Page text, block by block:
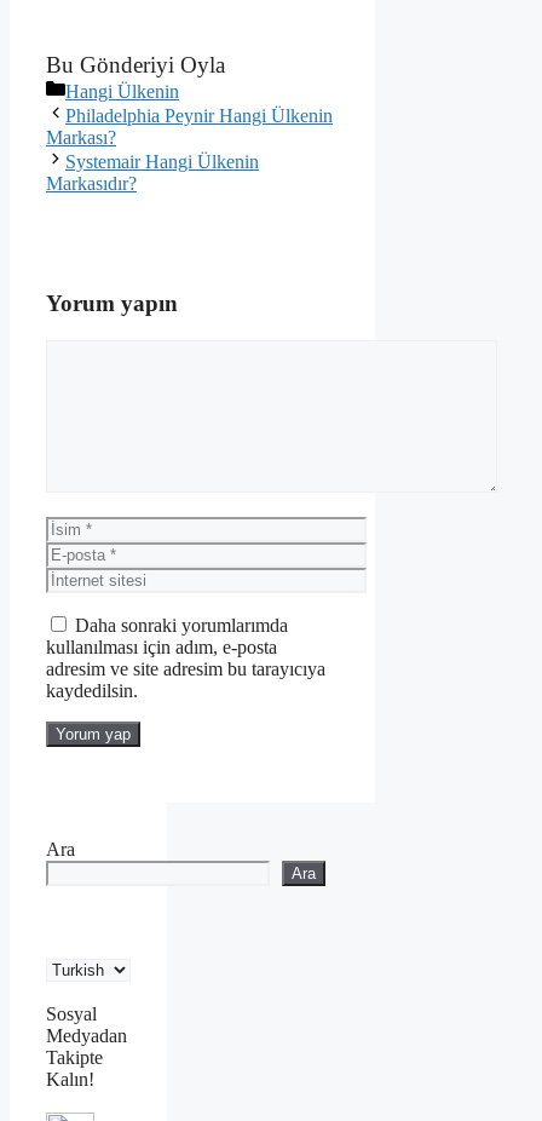
Bu Gönderiyi Oyla
Kategoriler
Hangi Ülkenin
Philadelphia Peynir Hangi Ülkenin
Markası?
Systemair Hangi Ülkenin
Markasıdır?
Yorum yapın
İsim
E-
posta
İnternet
sitesi
Daha sonraki yorumlarımda
kullanılması için adım, e-posta
adresim ve site adresim bu tarayıcıya
kaydedilsin.
Ara
Ara
Sosyal
Medyadan
Takipte
Kalın!